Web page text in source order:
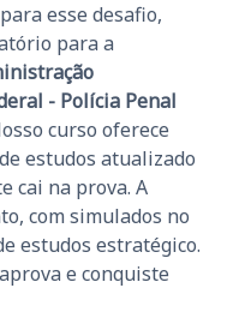
esse desafio,
para a
- Polícia Penal
curso oferece
estudos atualizado
cai na prova. A
com simulados no
estudos estratégico.
e conquiste